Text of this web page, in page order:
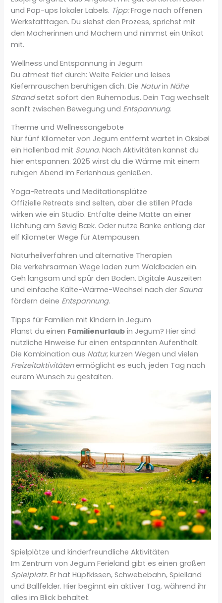
und Pop-ups lokaler Labels. Tipp:Frage nach offenen
Werkstatttagen. Du siehst den Prozess, sprichst mit
den Macherinnen und Machern und nimmst ein Unikat
mit.
Wellness und Entspannung in Jegum
Du atmest tief durch: Weite Felder und leises
Kiefernrauschen beruhigen dich. Die Naturin Nähe
Strandsetzt sofort den Ruhemodus. Dein Tag wechselt
sanft zwischen Bewegung und Entspannung.
Therme und Wellnessangebote
Nur fünf Kilometer von Jegum entfernt wartet in Oksbøl
ein Hallenbad mit Sauna. Nach Aktivitäten kannst du
hier entspannen. 2025 wirst du die Wärme mit einem
ruhigen Abend im Ferienhaus genießen.
Yoga-Retreats und Meditationsplätze
Offizielle Retreats sind selten, aber die stillen Pfade
wirken wie ein Studio. Entfalte deine Matte an einer
Lichtung am Søvig Bæk. Oder nutze Bänke entlang der
elf Kilometer Wege für Atempausen.
Naturheilverfahren und alternative Therapien
Die verkehrsarmen Wege laden zum Waldbaden ein.
Geh langsam und spür den Boden. Digitale Auszeiten
und einfache Kälte-Wärme-Wechsel nach der Sauna
fördern deine Entspannung.
Tipps für Familien mit Kindern in Jegum
Planst du einen Familienurlaub in Jegum? Hier sind
nützliche Hinweise für einen entspannten Aufenthalt.
Die Kombination aus Natur, kurzen Wegen und vielen
Freizeitaktivitätenermöglicht es euch, jeden Tag nach
eurem Wunsch zu gestalten.
Spielplätze und kinderfreundliche Aktivitäten
Im Zentrum von Jegum Ferieland gibt es einen großen
Spielplatz. Er hat Hüpfkissen, Schwebebahn, Spielland
und Ballfelder. Hier beginnt ein aktiver Tag, während ihr
alles im Blick behaltet.